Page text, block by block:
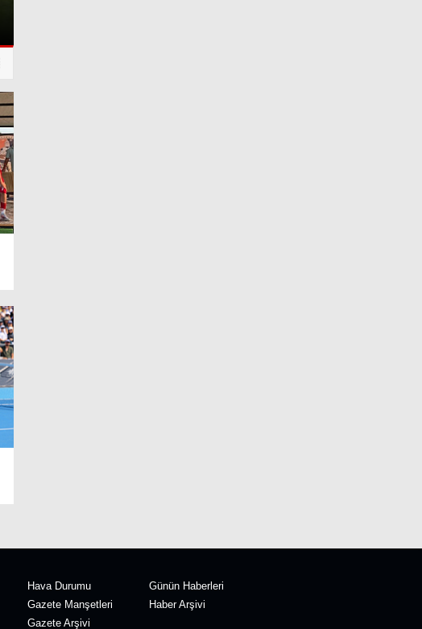
Hava Durumu
Günün Haberleri
Gazete Manşetleri
Haber Arşivi
Gazete Arşivi